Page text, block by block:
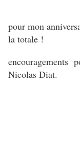
pour mon
la totale !
encouragements
Nicolas Diat.